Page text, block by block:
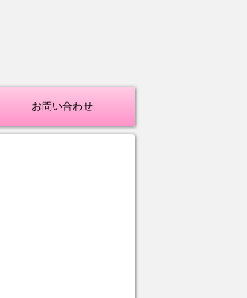
お問い合わせ